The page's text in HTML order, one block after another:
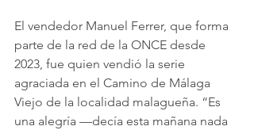
El vendedor Manuel Ferrer, que forma
parte de la red de la ONCE desde
2023, fue quien vendió la serie
agraciada en el Camino de Málaga
Viejo de la localidad malagueña. “Es
una alegría —decía esta mañana nada